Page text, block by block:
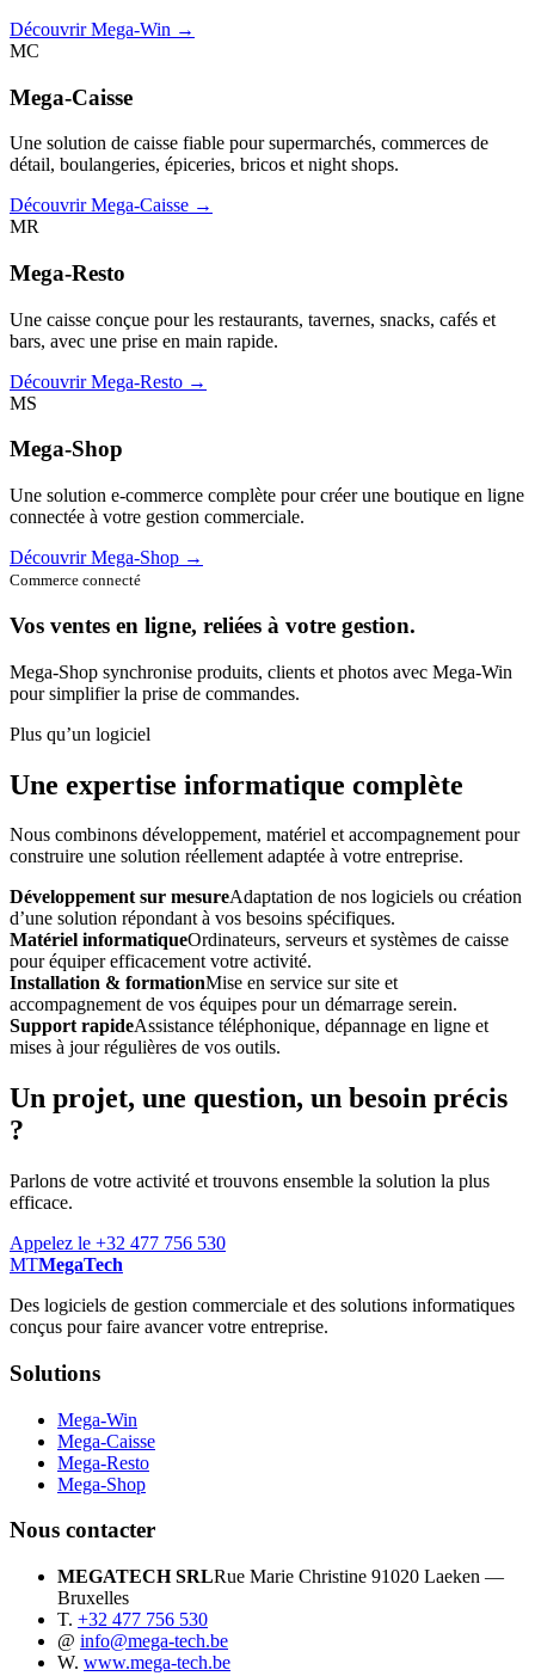
Découvrir Mega-Win →
MC
Mega-Caisse
Une solution de caisse fiable pour supermarchés, commerces de
détail, boulangeries, épiceries, bricos et night shops.
Découvrir Mega-Caisse →
MR
Mega-Resto
Une caisse conçue pour les restaurants, tavernes, snacks, cafés et
bars, avec une prise en main rapide.
Découvrir Mega-Resto →
MS
Mega-Shop
Une solution e-commerce complète pour créer une boutique en ligne
connectée à votre gestion commerciale.
Découvrir Mega-Shop →
Commerce connecté
Vos ventes en ligne, reliées à votre gestion.
Mega-Shop synchronise produits, clients et photos avec Mega-Win
pour simplifier la prise de commandes.
Plus qu’un logiciel
Une expertise informatique complète
Nous combinons développement, matériel et accompagnement pour
construire une solution réellement adaptée à votre entreprise.
Développement sur mesureAdaptation de nos logiciels ou création
d’une solution répondant à vos besoins spécifiques.
Matériel informatiqueOrdinateurs, serveurs et systèmes de caisse
pour équiper efficacement votre activité.
Installation & formationMise en service sur site et
accompagnement de vos équipes pour un démarrage serein.
Support rapideAssistance téléphonique, dépannage en ligne et
mises à jour régulières de vos outils.
Un projet, une question, un besoin précis
?
Parlons de votre activité et trouvons ensemble la solution la plus
efficace.
Appelez le +32 477 756 530
MTMegaTech
Des logiciels de gestion commerciale et des solutions informatiques
conçus pour faire avancer votre entreprise.
Solutions
Mega-Win
Mega-Caisse
Mega-Resto
Mega-Shop
Nous contacter
MEGATECH SRLRue Marie Christine 91020 Laeken —
Bruxelles
T. +32 477 756 530
@ info@mega-tech.be
W. www.mega-tech.be